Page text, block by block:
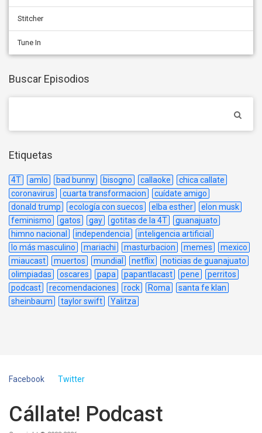
Stitcher
Tune In
Buscar Episodios
Etiquetas
4T amlo bad bunny bisogno callaoke
chica callate
coronavirus
cuarta transformacion
cuídate amigo
donald trump
ecología con suecos elba esther
elon musk
feminismo
gatos gay gotitas de la 4T
guanajuato
himno nacional
independencia
inteligencia artificial
lo más masculino
mariachi masturbacion memes
mexico
miaucast
muertos mundial netflix
noticias de guanajuato
olimpiadas
oscares papa papantlacast pene
perritos
podcast
recomendaciones rock Roma
santa fe klan
sheinbaum
taylor swift Yalitza
Facebook Twitter
Cállate! Podcast